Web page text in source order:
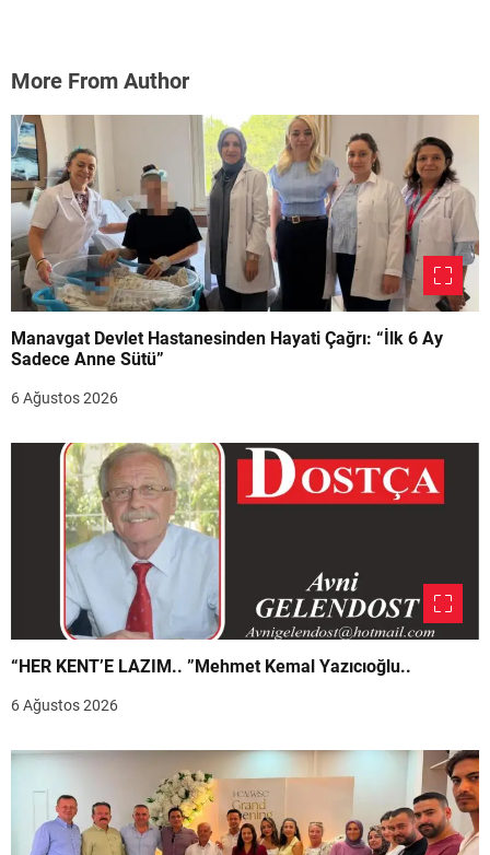
More From Author
Manavgat Devlet Hastanesinden Hayati Çağrı: “İlk 6 Ay
Sadece Anne Sütü”
6 Ağustos 2026
“HER KENT’E LAZIM.. ”Mehmet Kemal Yazıcıoğlu..
6 Ağustos 2026